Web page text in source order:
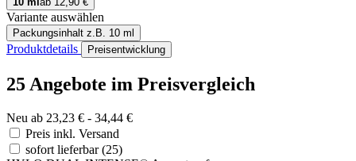
Variante auswählen
Packungsinhalt z.B. 10 ml
Produktdetails Preisentwicklung
25 Angebote im Preisvergleich
Neu ab 23,23 € - 34,44 €
Preis inkl. Versand
sofort lieferbar(25)